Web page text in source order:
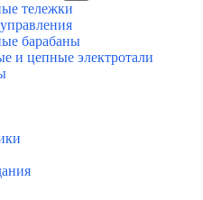
тележки
барабаны
и цепные электротали